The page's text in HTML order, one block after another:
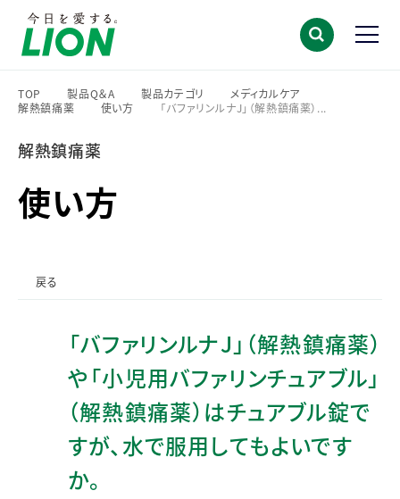
TOP
>
製品Q＆A
>
製品カテゴリ
>
メディカルケア
>
解熱鎮痛薬
使い方
「バファリンルナJ」（解熱鎮痛薬）...
解熱鎮痛薬
使い方
戻る
「バファリンルナJ」（解熱鎮痛薬）
や「小児用バファリンチュアブル」
（解熱鎮痛薬）はチュアブル錠で
すが、水で服用してもよいです
か。